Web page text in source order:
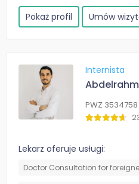
Pokaż profil Umów
Internista
PWZ 3534758
Lekarz oferuje usługi:
Doctor Consultation for